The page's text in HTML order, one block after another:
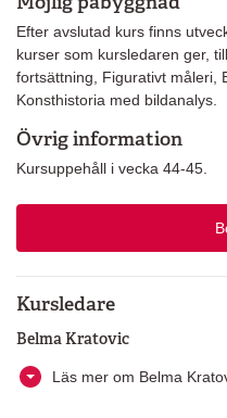
Efter avslutad kurs finns
kurser som kursledaren ger,
fortsättning, Figurativt måleri,
Konsthistoria med bildanalys.
Övrig information
Kursuppehåll i vecka 44-45.
Kursledare
Belma Kratovic
Läs mer om Belma